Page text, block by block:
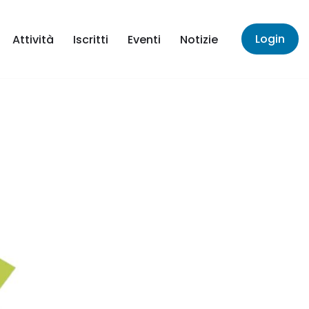
Attività Iscritti Eventi Notizie Login